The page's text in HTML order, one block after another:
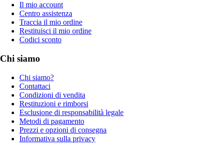
Il mio account
Centro assistenza
Traccia il mio ordine
Restituisci il mio ordine
Codici sconto
Chi siamo
Chi siamo?
Contattaci
Condizioni di vendita
Restituzioni e rimborsi
Esclusione di responsabilità legale
Metodi di pagamento
Prezzi e opzioni di consegna
Informativa sulla privacy